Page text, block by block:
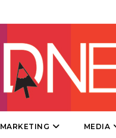
DIGITALE
EDITORIA
ESTERNA
MARKETING MEDIA